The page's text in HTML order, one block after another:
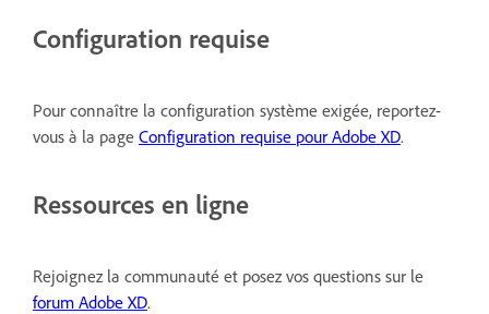
Configuration requise
Pour connaître la configuration système exigée, reportez-
vous à la page Configuration requise pour Adobe XD.
Ressources en ligne
Rejoignez la communauté et posez vos questions sur le
forum Adobe XD.